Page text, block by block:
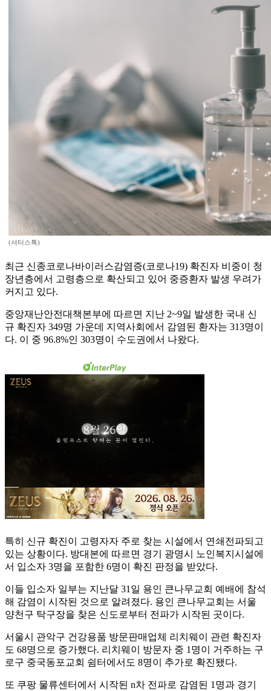
(셔터스톡)
최근 신종코로나바이러스감염증(코로나19) 확진자 비중이 청
장년층에서 고령층으로 확산되고 있어 중증환자 발생 우려가
커지고 있다.
중앙재난안전대책본부에 따르면 지난 2~9일 발생한 국내 신
규 확진자 349명 가운데 지역사회에서 감염된 환자는 313명이
다. 이 중 96.8%인 303명이 수도권에서 나왔다.
특히 신규 확진이 고령자자 주로 찾는 시설에서 연쇄전파되고
있는 상황이다. 방대본에 따르면 경기 광명시 노인복지시설에
서 입소자 3명을 포함한 6명이 확진 판정을 받았다.
이들 입소자 일부는 지난달 31일 용인 큰나무교회 예배에 참석
해 감염이 시작된 것으로 알려졌다. 용인 큰나무교회는 서울
양천구 탁구장을 찾은 신도로부터 전파가 시작된 곳이다.
서울시 관악구 건강용품 방문판매업체 리치웨이 관련 확진자
도 68명으로 증가했다. 리치웨이 방문자 중 1명이 거주하는 구
로구 중국동포교회 쉼터에서도 8명이 추가로 확진됐다.
또 쿠팡 물류센터에서 시작된 n차 전파로 감염된 1명과 경기